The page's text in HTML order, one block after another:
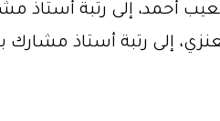
أحمد، إلى رتبة أستاذ
إلى رتبة أستاذ مشارك